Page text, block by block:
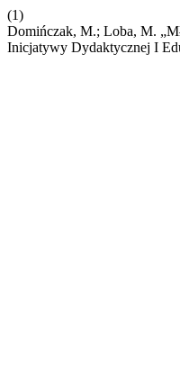
(1)
Domińczak, M.; Loba, M.
Inicjatywy Dydaktycznej I